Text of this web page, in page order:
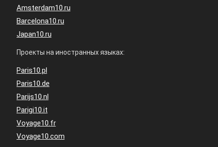
Amsterdam10.ru
Barcelona10.ru
Japan10.ru
Проекты на иностранных языках:
Paris10.pl
Paris10.de
Parijs10.nl
Parigi10.it
Voyage10.fr
Voyage10.com